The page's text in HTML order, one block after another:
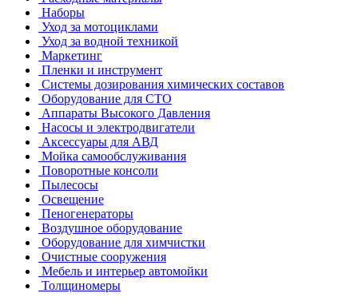
Наборы
Уход за мотоциклами
Уход за водной техникой
Маркетинг
Пленки и инструмент
Системы дозирования химических составов
Оборудование для СТО
Аппараты Высокого Давления
Насосы и электродвигатели
Аксессуары для АВД
Мойка самообслуживания
Поворотные консоли
Пылесосы
Освещение
Пеногенераторы
Воздушное оборудование
Оборудование для химчистки
Очистные сооружения
Мебель и интерьер автомойки
Толщиномеры